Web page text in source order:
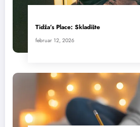
Tidža’s Place: Skladište
februar 12, 2026